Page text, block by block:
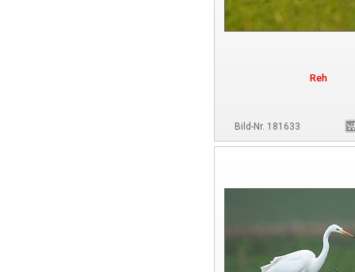
Reh
Bild-Nr. 181633